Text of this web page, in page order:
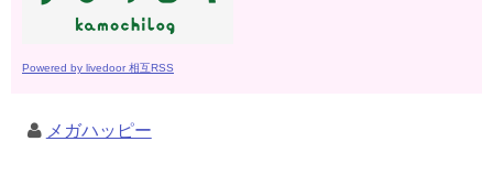
Powered by livedoor 相互RSS
メガハッピー